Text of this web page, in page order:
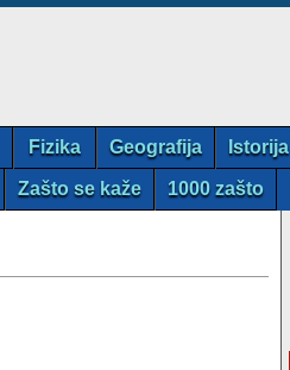
Fizika Geografija Istorija
Zašto se kaže 1000 zašto